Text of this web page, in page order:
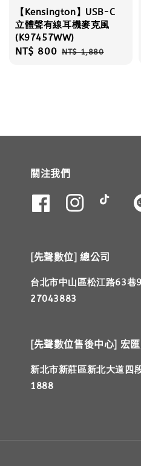
【Kensington】USB-C
立體聲有線耳機麥克風
(K97457WW)
Sale
NT$ 800 Regular
NT$ 1,880
關注我們
[先聲數位] 總公司
台北市中山區松江路63
27043883
[先聲數位售後中心] 宏
新北市新莊區新北大道
1888